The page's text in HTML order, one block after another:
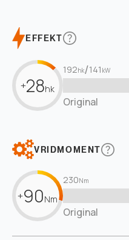
EFFEKT
+28hk
192hk/141 kW
Original
VRIDMOMENT
+90Nm
230Nm
Original